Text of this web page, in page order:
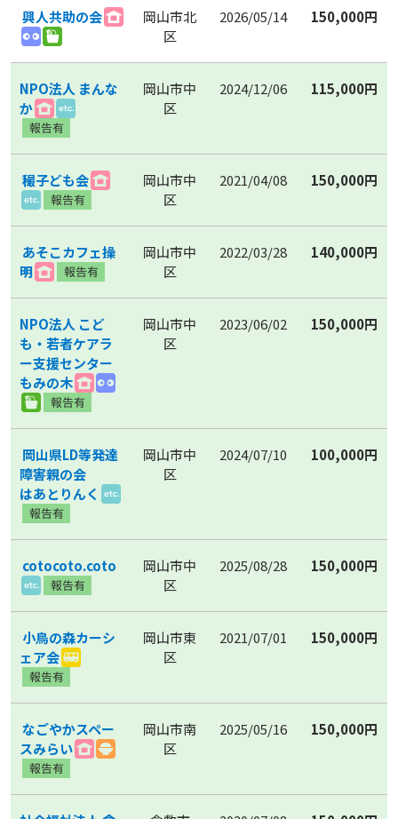
興人共助の会
岡山市北
区
2026/05/14 150,000円
NPO法人 まんな
か
岡山市中
区
2024/12/06 115,000円
穝子ども会
岡山市中
区
2021/04/08 150,000円
あそこカフェ操
明
岡山市中
区
2022/03/28 140,000円
NPO法人 こど
も・若者ケアラ
ー支援センター
もみの木
岡山市中
区
2023/06/02 150,000円
岡山県LD等発達
障害親の会
はあとりんく
岡山市中
区
2024/07/10 100,000円
cotocoto.coto
岡山市中
区
2025/08/28 150,000円
小鳥の森カーシ
ェア会
岡山市東
区
2021/07/01 150,000円
なごやかスペー
スみらい
岡山市南
区
2025/05/16 150,000円